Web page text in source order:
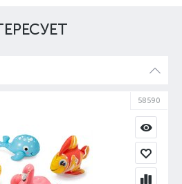
58590